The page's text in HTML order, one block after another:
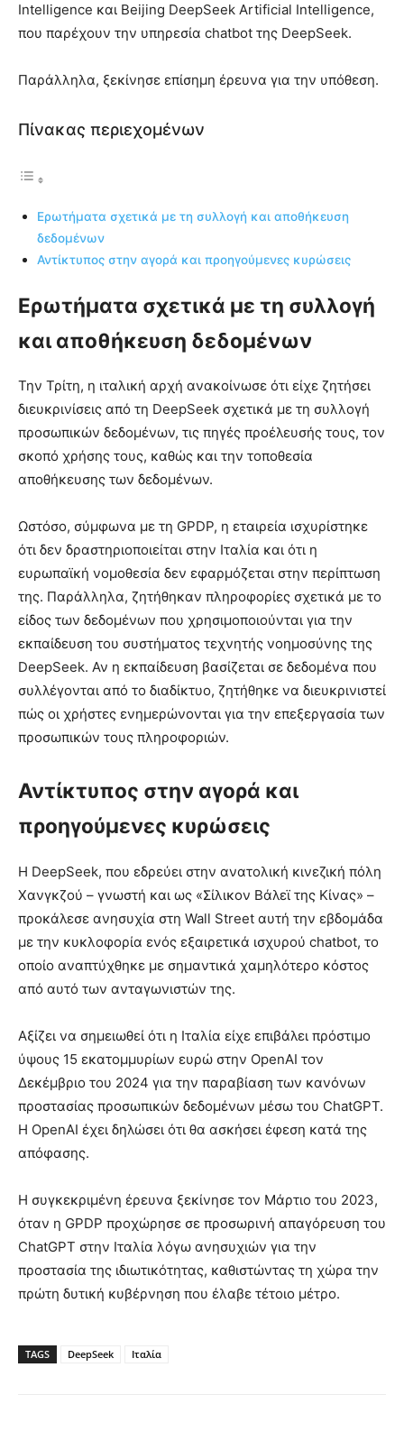
Intelligence και Beijing DeepSeek Artificial Intelligence,
που παρέχουν την υπηρεσία chatbot της DeepSeek.
Παράλληλα, ξεκίνησε επίσημη έρευνα για την υπόθεση.
Πίνακας περιεχομένων
Ερωτήματα σχετικά με τη συλλογή και αποθήκευση
δεδομένων
Αντίκτυπος στην αγορά και προηγούμενες κυρώσεις
Ερωτήματα σχετικά με τη συλλογή
και αποθήκευση δεδομένων
Την Τρίτη, η ιταλική αρχή ανακοίνωσε ότι είχε ζητήσει
διευκρινίσεις από τη DeepSeek σχετικά με τη συλλογή
προσωπικών δεδομένων, τις πηγές προέλευσής τους, τον
σκοπό χρήσης τους, καθώς και την τοποθεσία
αποθήκευσης των δεδομένων.
Ωστόσο, σύμφωνα με τη GPDP, η εταιρεία ισχυρίστηκε
ότι δεν δραστηριοποιείται στην Ιταλία και ότι η
ευρωπαϊκή νομοθεσία δεν εφαρμόζεται στην περίπτωση
της. Παράλληλα, ζητήθηκαν πληροφορίες σχετικά με το
είδος των δεδομένων που χρησιμοποιούνται για την
εκπαίδευση του συστήματος τεχνητής νοημοσύνης της
DeepSeek. Αν η εκπαίδευση βασίζεται σε δεδομένα που
συλλέγονται από το διαδίκτυο, ζητήθηκε να διευκρινιστεί
πώς οι χρήστες ενημερώνονται για την επεξεργασία των
προσωπικών τους πληροφοριών.
Αντίκτυπος στην αγορά και
προηγούμενες κυρώσεις
Η DeepSeek, που εδρεύει στην ανατολική κινεζική πόλη
Χανγκζού – γνωστή και ως «Σίλικον Βάλεϊ της Κίνας» –
προκάλεσε ανησυχία στη Wall Street αυτή την εβδομάδα
με την κυκλοφορία ενός εξαιρετικά ισχυρού chatbot, το
οποίο αναπτύχθηκε με σημαντικά χαμηλότερο κόστος
από αυτό των ανταγωνιστών της.
Αξίζει να σημειωθεί ότι η Ιταλία είχε επιβάλει πρόστιμο
ύψους 15 εκατομμυρίων ευρώ στην OpenAI τον
Δεκέμβριο του 2024 για την παραβίαση των κανόνων
προστασίας προσωπικών δεδομένων μέσω του ChatGPT.
Η OpenAI έχει δηλώσει ότι θα ασκήσει έφεση κατά της
απόφασης.
Η συγκεκριμένη έρευνα ξεκίνησε τον Μάρτιο του 2023,
όταν η GPDP προχώρησε σε προσωρινή απαγόρευση του
ChatGPT στην Ιταλία λόγω ανησυχιών για την
προστασία της ιδιωτικότητας, καθιστώντας τη χώρα την
πρώτη δυτική κυβέρνηση που έλαβε τέτοιο μέτρο.
TAGS DeepSeek Ιταλία